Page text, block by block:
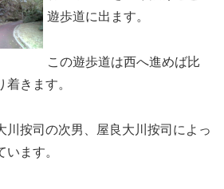
遊歩道に出ます。
この遊歩道は西へ進めば比
きます。
川按司の次男、屋良大川按司によっ
ます。